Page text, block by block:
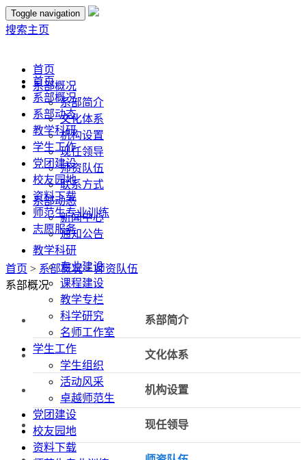
Toggle navigation
搜索主页
首页
系部概况
系部简介
文化体系
机构设置
现任领导
师资队伍
联系方式
系部动态
新闻中心
通知公告
教学科研
专业建设
课程建设
教学专栏
科学研究
名师工作室
学生工作
学生组织
活动风采
卓越师范生
党团建设
校友园地
资料下载
首页
系部概况
系部动态
教学科研
学生工作
党团建设
校友园地
资料下载
师范生专业训练
志愿服务
首页 > 系部概况>师资队伍
系部概况
系部简介
文化体系
机构设置
现任领导